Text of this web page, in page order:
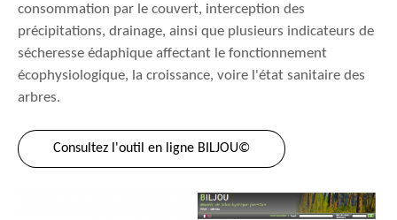
consommation par le couvert, interception des
précipitations, drainage, ainsi que plusieurs indicateurs de
sécheresse édaphique affectant le fonctionnement
écophysiologique, la croissance, voire l'état sanitaire des
arbres.
Consultez l'outil en ligne BILJOU©